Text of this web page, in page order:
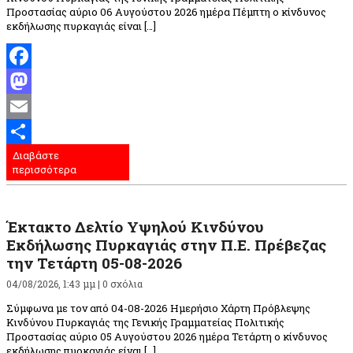
Προστασίας αύριο 06 Αυγούστου 2026 ημέρα Πέμπτη ο κίνδυνος
εκδήλωσης πυρκαγιάς είναι […]
Facebook
Mastodon
Email
Μοιραστείτε
Διαβάστε
περισσότερα
Έκτακτο Δελτίο Υψηλού Κινδύνου
Εκδήλωσης Πυρκαγιάς στην Π.Ε. Πρέβεζας
την Τετάρτη 05-08-2026
04/08/2026, 1:43 μμ | 0 σχόλια
Σύμφωνα με τον από 04-08-2026 Ημερήσιο Χάρτη Πρόβλεψης
Κινδύνου Πυρκαγιάς της Γενικής Γραμματείας Πολιτικής
Προστασίας αύριο 05 Αυγούστου 2026 ημέρα Τετάρτη ο κίνδυνος